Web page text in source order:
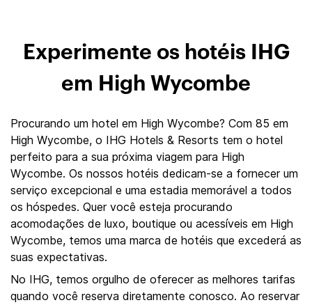
Experimente os hotéis IHG
em High Wycombe
Procurando um hotel em High Wycombe? Com 85 em
High Wycombe, o IHG Hotels & Resorts tem o hotel
perfeito para a sua próxima viagem para High
Wycombe. Os nossos hotéis dedicam-se a fornecer um
serviço excepcional e uma estadia memorável a todos
os hóspedes. Quer você esteja procurando
acomodações de luxo, boutique ou acessíveis em High
Wycombe, temos uma marca de hotéis que excederá as
suas expectativas.
No IHG, temos orgulho de oferecer as melhores tarifas
quando você reserva diretamente conosco. Ao reservar